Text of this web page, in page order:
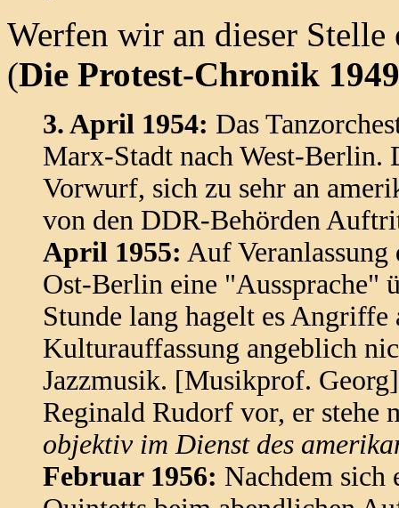
Werfen wir an dieser
(Die Protest-Chronik
3. April 1954: Das
Marx-Stadt nach West-Berlin.
Vorwurf, sich zu sehr an
von den DDR-Behörden
April 1955: Auf
Ost-Berlin eine "Aussprache"
Stunde lang hagelt es
Kulturauffassung angeblich
Jazzmusik. [Musikprof.
Reginald Rudorf vor, er stehe
objektiv im Dienst des
Februar 1956: Nachdem sich